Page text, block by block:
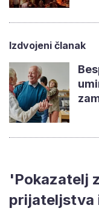
Izdvojeni članak
'Pokazatelj
prijateljstva